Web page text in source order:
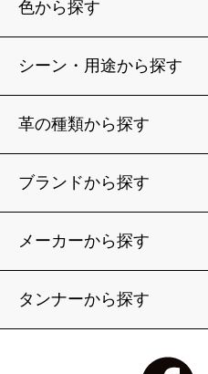
色から探す
シーン・用途から探す
革の種類から探す
ブランドから探す
メーカーから探す
タンナーから探す